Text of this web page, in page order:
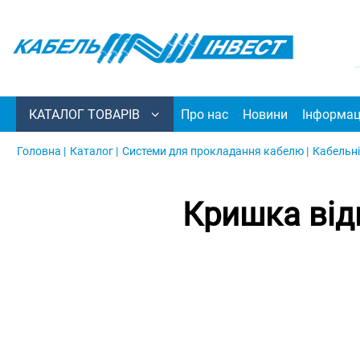
КАТАЛОГ ТОВАРІВ Про нас Новини
Головна | Каталог | Системи для прокладання кабелю |
Кришка